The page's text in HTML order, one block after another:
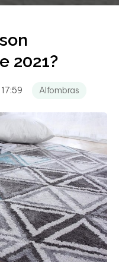
2021?
Alfombras